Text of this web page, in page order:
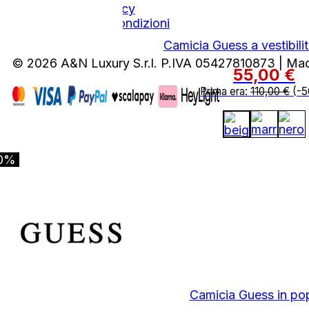
Camicia Guess a
55,00€
Prima era: 110,00€ (-
Camicia Guess in
Privacy Policy
Termini e Condizioni
© 2026 A&N Luxury S.r.l. P.IVA 05427810873 |